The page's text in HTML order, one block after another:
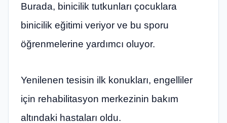
Burada, binicilik tutkunları çocuklara
binicilik eğitimi veriyor ve bu sporu
öğrenmelerine yardımcı oluyor.
Yenilenen tesisin ilk konukları, engelliler
için rehabilitasyon merkezinin bakım
altındaki hastaları oldu.